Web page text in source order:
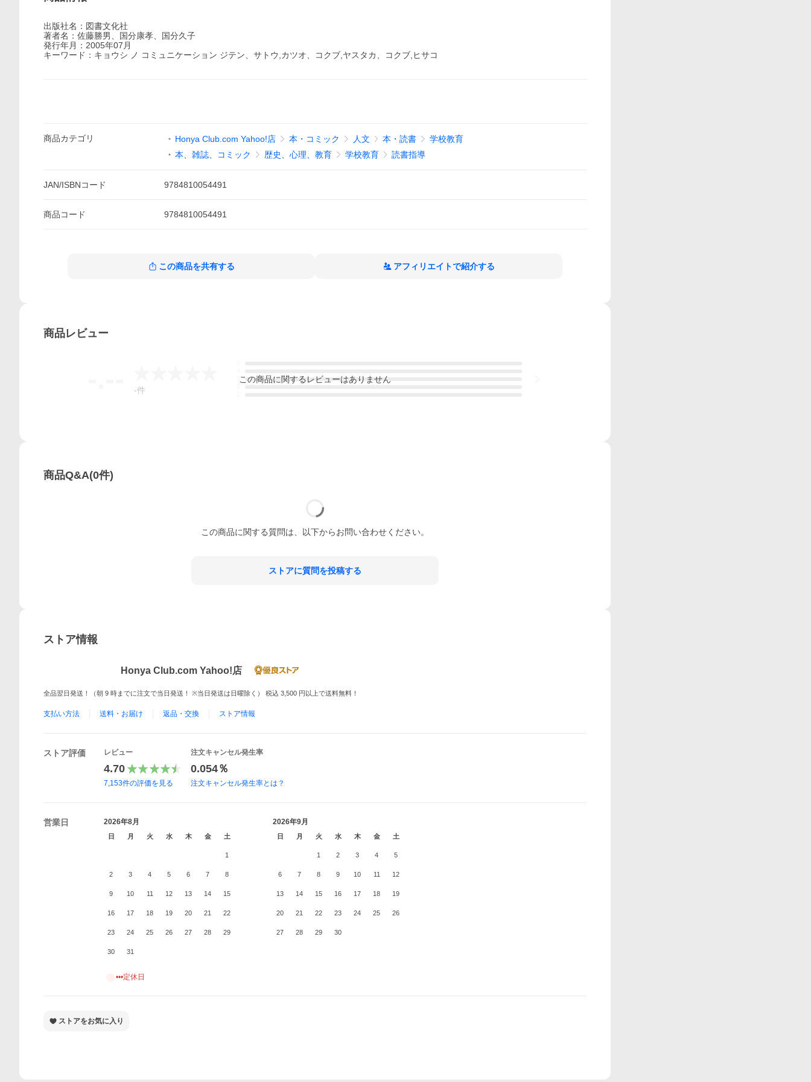
出版社名：図書文化社
著者名：佐藤勝男、国分康孝、国分久子
発行年月：2005年07月
キーワード：キョウシ ノ コミュニケーション ジテン、サトウ,カツオ、コクブ,ヤスタカ、コクブ,ヒサコ
商品カテゴリ Honya Club.com Yahoo!店 本・コミック 人文 本・読書
学校教育
本、雑誌、コミック
歴史、心理、教育 学校教育 読書指導
JAN/ISBNコード 9784810054491
商品コード 9784810054491
この商品を共有する アフィリエイトで紹介する
商品レビュー
-件
この商品に関するレビューはありません
商品Q&A(0件)
この商品に関する質問は、以下からお問い合わせください。
ストアに質問を投稿する
ストア情報
Honya Club.com Yahoo!店
全品翌日発送！（朝 9 時までに注文で当日発送！ ※当日発送は日曜除く） 税込 3,500 円以上で送料無料！
支払い方法 送料・お届け 返品・交換 ストア情報
ストア評価 レビュー
4.70
7,153件の評価を見る
注文キャンセル発生率
0.054％
注文キャンセル発生率とは？
営業日 2026年8月
日 月 火 水 木 金 土
1
2 3 4 5 6 7 8
9 10 11 12 13 14 15
16 17 18 19 20 21 22
23 24 25 26 27 28 29
30 31
2026年9月
日 月 火 水 木 金 土
1 2 3 4 5
6 7 8 9 10 11 12
13 14 15 16 17 18 19
20 21 22 23 24 25 26
27 28 29 30
•••定休日
ストアをお気に入り